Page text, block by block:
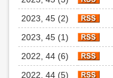
2023, 45 (2)
2023, 45 (1)
2022, 44 (6)
2022, 44 (5)